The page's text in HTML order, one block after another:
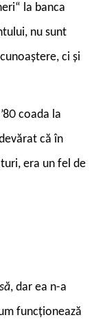
la banca
nu sunt
ci și
coada la
că în
era un fel de
, dar ea n-a
funcționează